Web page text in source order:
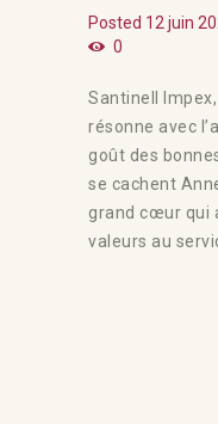
Posted 12 juin
0
Santinell
résonne avec
goût des
se cachent
grand cœur qui
valeurs au